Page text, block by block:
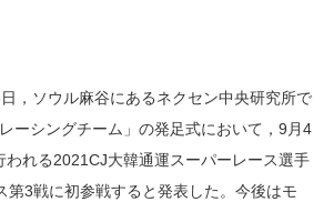
，ソウル麻谷にあるネクセン中央研究所で
ーシングチーム」の発足式において，9月4
われる2021CJ大韓通運スーパーレース選手
第3戦に初参戦すると発表した。今後はモ